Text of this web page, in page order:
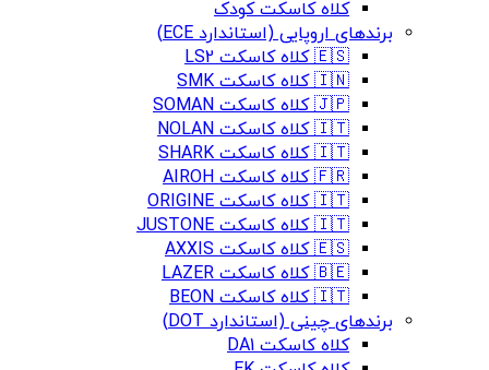
کلاه کاسکت کودک
برندهای اروپایی (استاندارد ECE)
🇪🇸 کلاه کاسکت LS2
🇮🇳 کلاه کاسکت SMK
🇯🇵 کلاه کاسکت SOMAN
🇮🇹 کلاه کاسکت NOLAN
🇮🇹 کلاه کاسکت SHARK
🇫🇷 کلاه کاسکت AIROH
🇮🇹 کلاه کاسکت ORIGINE
🇮🇹 کلاه کاسکت JUSTONE
🇪🇸 کلاه کاسکت AXXIS
🇧🇪 کلاه کاسکت LAZER
🇮🇹 کلاه کاسکت BEON
برندهای چینی (استاندارد DOT)
کلاه کاسکت DA1